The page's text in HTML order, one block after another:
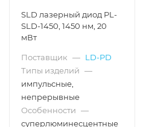
SLD лазерный диод PL-
SLD-1450, 1450 нм, 20
мВт
Поставщик — LD-PD
Типы изделий —
импульсные,
непрерывные
Особенности —
суперлюминесцентные